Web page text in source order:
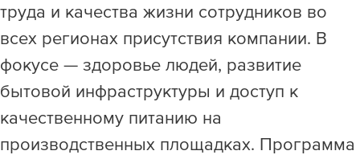
труда и качества жизни сотрудников во
всех регионах присутствия компании. В
фокусе — здоровье людей, развитие
бытовой инфраструктуры и доступ к
качественному питанию на
производственных площадках. Программа